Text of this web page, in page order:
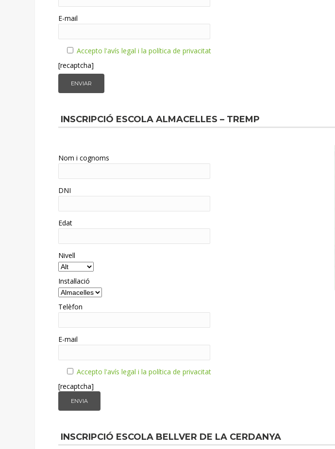
E-mail
Accepto l'avís legal i la política de privacitat
[recaptcha]
INSCRIPCIÓ ESCOLA ALMACELLES – TREMP
Nom i cognoms
DNI
Edat
Nivell
Instal·lació
Telèfon
E-mail
Accepto l'avís legal i la política de privacitat
[recaptcha]
INSCRIPCIÓ ESCOLA BELLVER DE LA CERDANYA